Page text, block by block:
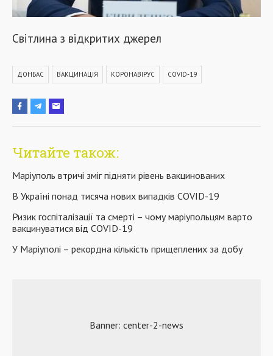
Світлина з відкритих джерел
ДОНБАС ВАКЦИНАЦІЯ КОРОНАВІРУС COVID-19
Читайте також:
Маріуполь втричі зміг підняти рівень вакцинованих
В Україні понад тисяча нових випадків COVID-19
Ризик госпіталізації та смерті – чому маріупольцям варто
вакцинуватися від COVID-19
У Маріуполі – рекордна кількість прищеплених за добу